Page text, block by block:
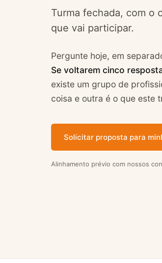
Turma fechada, com o
que vai participar.
Pergunte hoje, em
Se voltarem cinco
existe um grupo de
coisa e outra é o que este
Solicitar proposta para
Alinhamento prévio com nossos